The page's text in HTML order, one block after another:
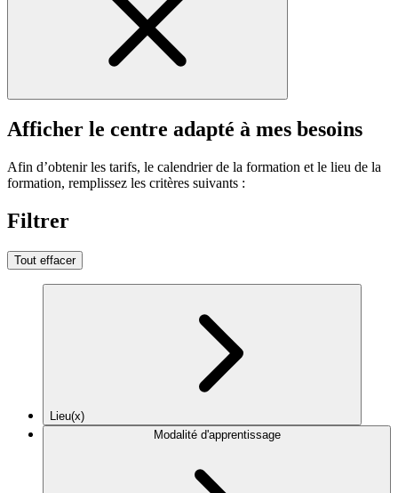
Afficher le centre adapté à mes besoins
Afin d’obtenir les tarifs, le calendrier de la formation et le lieu de la
formation, remplissez les critères suivants :
Filtrer
Tout effacer
Lieu(x)
Modalité d'apprentissage